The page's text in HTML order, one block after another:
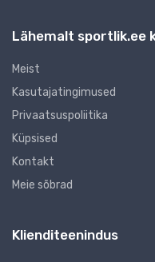
Lähemalt sportlik.ee
Meist
Kasutajatingimused
Privaatsuspoliitika
Küpsised
Kontakt
Meie sõbrad
Klienditeenindus